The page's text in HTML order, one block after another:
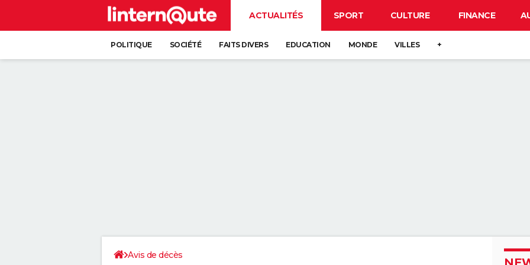
ACTUALITÉS SPORT CULTURE FINANCE
POLITIQUE SOCIÉTÉ FAITS DIVERS EDUCATION MONDE VILLES +
Avis de décès